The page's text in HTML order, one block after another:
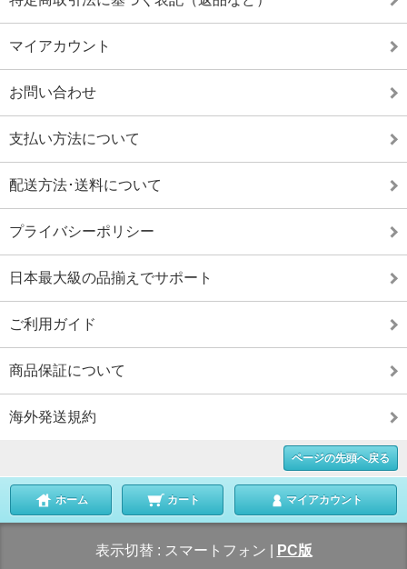
マイアカウント
お問い合わせ
支払い方法について
配送方法･送料について
プライバシーポリシー
日本最大級の品揃えでサポート
ご利用ガイド
商品保証について
海外発送規約
ページの先頭へ戻る
ホーム カート マイアカウント
表示切替 : スマートフォン PC版